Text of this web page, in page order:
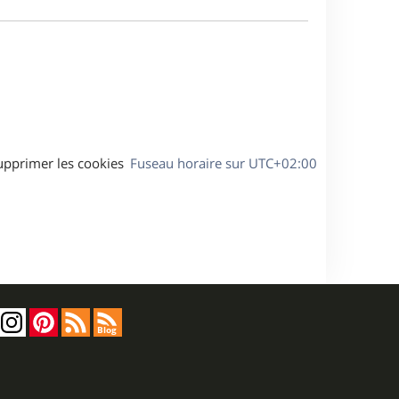
Fuseau horaire sur UTC+02:00
les cookies